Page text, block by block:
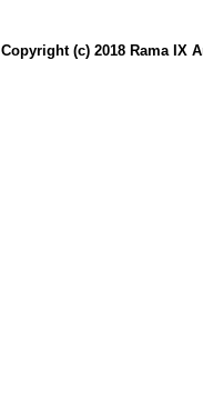
Copyright (c) 2018 Rama IX